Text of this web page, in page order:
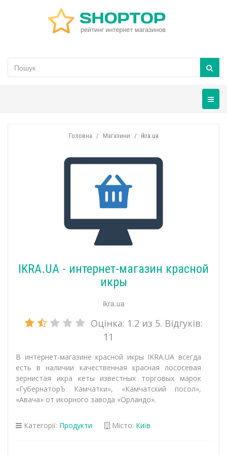
Головна Магазини ikra.ua
IKRA.UA - интернет-магазин красной
икры
ikra.ua
Оцінка: 1.2 из 5. Відгуків:
11
В интернет-магазине красной икры IKRA.UA всегда
есть в наличии качественная красная лососевая
зернистая икра кеты известных торговых марок
«ГубернаторЪ Камчатки», «Камчатский посол»,
«Авача» от икорного завода «Орландо».
Категорії: Продукти Місто: Київ